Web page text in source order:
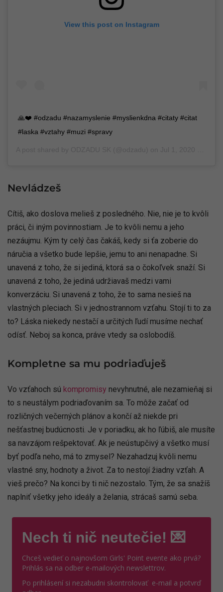
View this post on Instagram
🙏❤️ #odzadu #nazamyslenie #myslienkdna #citaty #citat
#laska #vztahy #muzi #spravy
Nevládzeš
Cítiš, ako doslova melieš z posledného. Nie, nie je to kvôli
práci, či iným povinnostiam. Je to kvôli nemu a jeho
nezáujmu. Kým ty celý čas čakáš, kedy si ťa zoberie do
náručia a všetko bude lepšie, jemu to ani nenapadne. Si
unavená z toho, že si jediná, ktorá sa o čokoľvek snaží. Si
unavená z toho, že jediná udržiavaš medzi vami
konverzáciu. Si unavená z toho, že to sama nesieš na
vlastných pleciach. Si v jednostrannom vzťahu. Stojí ti to za
to? Láska niekedy nestačí a určitých ľudí musíme nechať
odísť. Neboj sa konca, práve vtedy sa oslobodíš.
Kompletne sa mu podriaďuješ
Vo vzťahoch sú kompromisy nevyhnutné, ale nezamieňaj si
to s neustálym podriaďovaním sa. To môže začať od
rozličných večerných plánov a končí až niekde pri
nešťastnej budúcnosti. Je v poriadku, ak ho ľúbiš, ale musíte
sa navzájom rešpektovať. Ak je neústupčivý a všetko musí
byť podľa neho, má to zmysel? Nezahadzuj kvôli nemu
vlastné sny, hodnoty a život. Za to nestojí žiadny vzťah. A
vieš prečo? Na konci by ti nič nezostalo. Tým, že sa snažíš
naplniť všetky jeho ideály a želania, strácaš samú seba.
Nech ti nič neutečie! 💌
Chceš vedieť o najnovšom Girls' Point evente ako prvá?
Prihlás sa na odber e-mailových newslettrov.
Po prihlásení si nezabudni skontrolovať e-mail a potvrď